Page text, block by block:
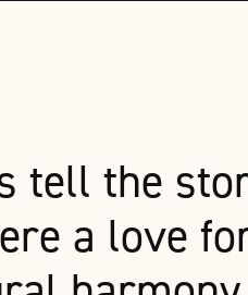
tell the
a love